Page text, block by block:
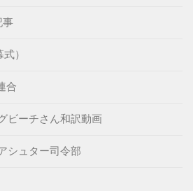
事
）
合
ビーチさん和訳動画
シュター司令部